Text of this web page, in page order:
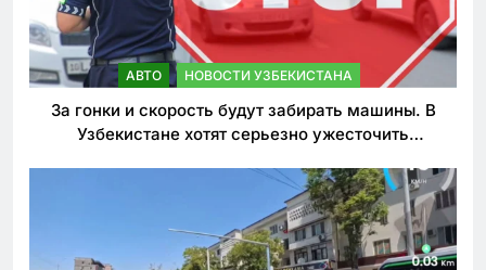
АВТО НОВОСТИ УЗБЕКИСТАНА
За гонки и скорость будут забирать машины. В
Узбекистане хотят серьезно ужесточить